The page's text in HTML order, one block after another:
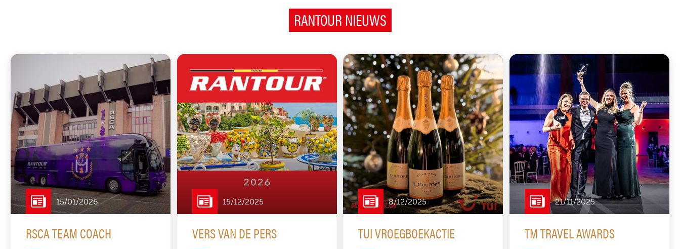
RANTOUR NIEUWS
15/01/2026
RSCA TEAM COACH
15/12/2025
VERS VAN DE PERS
8/12/2025
TUI VROEGBOEKACTIE
21/11/2025
TM TRAVEL AWARDS